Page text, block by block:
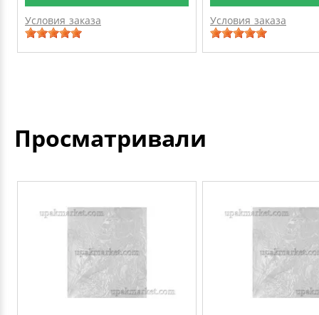
Условия заказа Условия заказа
Просматривали